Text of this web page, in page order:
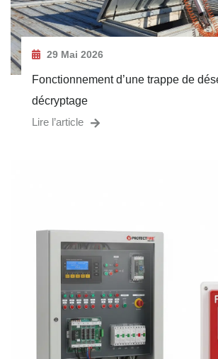
29 Mai 2026
Fonctionnement d’une trappe de
décryptage
Lire l’article